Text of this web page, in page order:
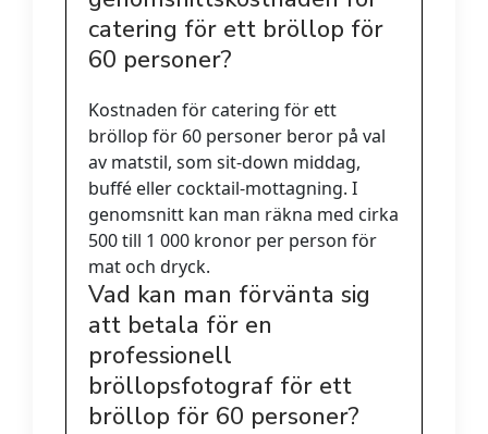
catering för ett bröllop för
60 personer?
Kostnaden för catering för ett
bröllop för 60 personer beror på val
av matstil, som sit-down middag,
buffé eller cocktail-mottagning. I
genomsnitt kan man räkna med cirka
500 till 1 000 kronor per person för
mat och dryck.
Vad kan man förvänta sig
att betala för en
professionell
bröllopsfotograf för ett
bröllop för 60 personer?